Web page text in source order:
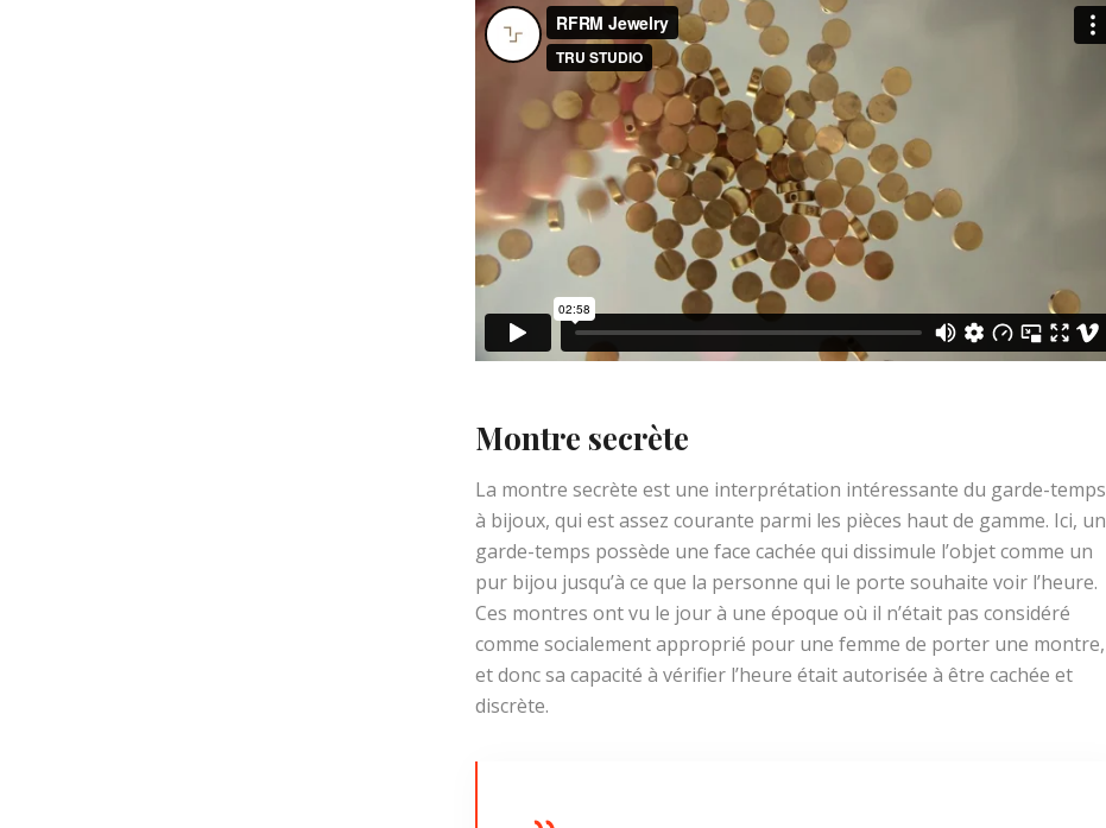
Montre secrète
La montre secrète est une interprétation intéressante du garde-temps
à bijoux, qui est assez courante parmi les pièces haut de gamme. Ici, un
garde-temps possède une face cachée qui dissimule l’objet comme un
pur bijou jusqu’à ce que la personne qui le porte souhaite voir l’heure.
Ces montres ont vu le jour à une époque où il n’était pas considéré
comme socialement approprié pour une femme de porter une montre,
et donc sa capacité à vérifier l’heure était autorisée à être cachée et
discrète.